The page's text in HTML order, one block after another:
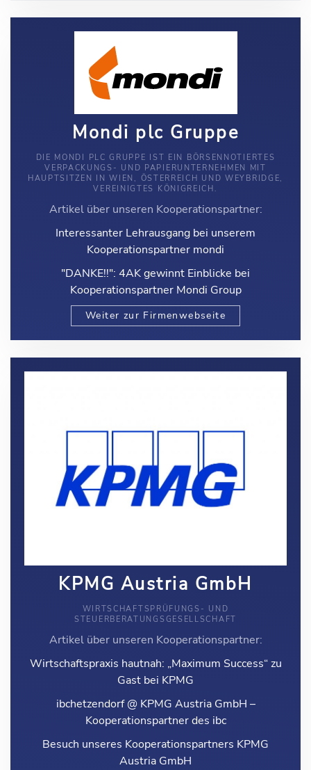
Mondi plc Gruppe
DIE MONDI PLC GRUPPE IST EIN BÖRSENNOTIERTES
VERPACKUNGS- UND PAPIERUNTERNEHMEN MIT
HAUPTSITZEN IN WIEN, ÖSTERREICH UND WEYBRIDGE,
VEREINIGTES KÖNIGREICH.
Artikel über unseren Kooperationspartner:
Interessanter Lehrausgang bei unserem
Kooperationspartner mondi
"DANKE!!": 4AK gewinnt Einblicke bei
Kooperationspartner Mondi Group
Weiter zur Firmenwebseite
KPMG Austria GmbH
WIRTSCHAFTSPRÜFUNGS- UND
STEUERBERATUNGSGESELLSCHAFT
Artikel über unseren Kooperationspartner:
Wirtschaftspraxis hautnah: „Maximum Success“ zu
Gast bei KPMG
ibchetzendorf @ KPMG Austria GmbH –
Kooperationspartner des ibc
Besuch unseres Kooperationspartners KPMG
Austria GmbH